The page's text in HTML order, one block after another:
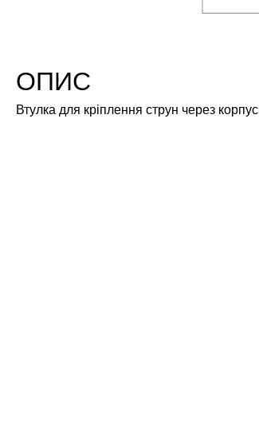
ОПИС
Втулка для кріплення струн через корпус